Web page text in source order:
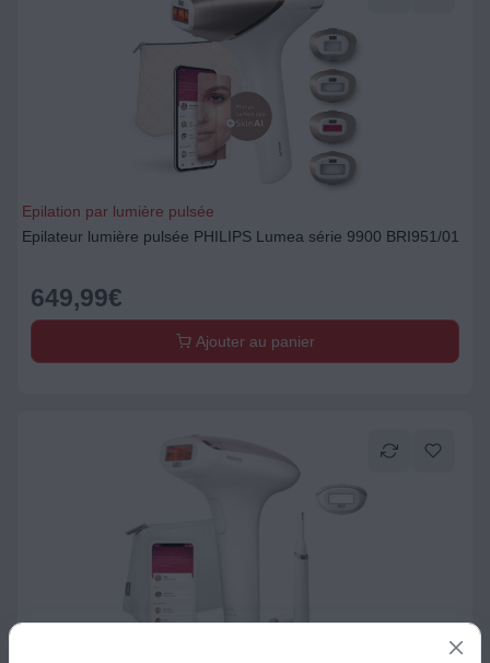
Epilation par lumière pulsée
Epilateur lumière pulsée PHILIPS Lumea série 9900 BRI951/01
649,99€
Ajouter au panier